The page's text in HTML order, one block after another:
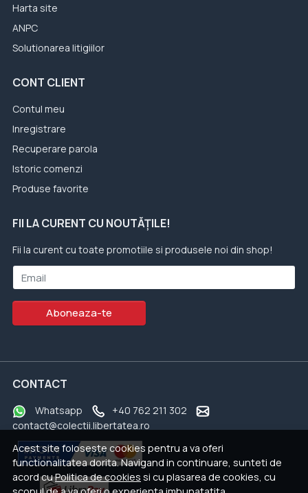
Acest site foloseste cookies pentru a va oferi
functionalitatea dorita. Navigand in continuare, sunteti de
acord cuPolitica de cookies si cu plasarea de cookies, cu
Harta site
ANPC
Solutionarea litigiilor
CONT CLIENT
Contul meu
Inregistrare
Recuperare parola
Istoric comenzi
Produse favorite
FII LA CURENT CU NOUTĂȚILE!
Fii la curent cu toate promotiile si produsele noi din shop!
Email
Aboneaza-te
CONTACT
Whatsapp
+40 762 211 302
contact@colectii.libertatea.ro